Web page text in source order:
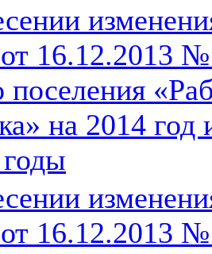
от 16.12.2013
поселения
на 2014
от 16.12.2013